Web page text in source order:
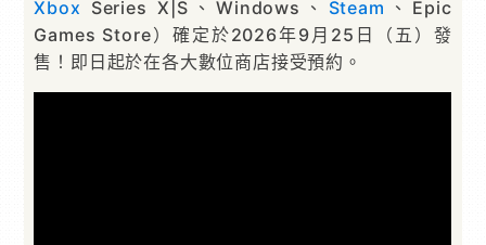
Xbox Series X|S、Windows、 Steam 、Epic
Games Store）確定於2026年9月25日（五）發
售！即日起於在各大數位商店接受預約。